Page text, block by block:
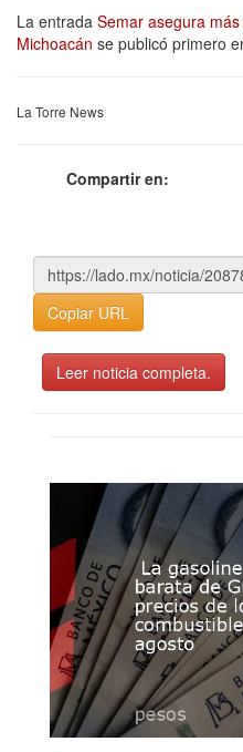
La entrada Semar asegura
Michoacán se publicó primero
La Torre News
Compartir en:
Copiar URL
Leer noticia completa.